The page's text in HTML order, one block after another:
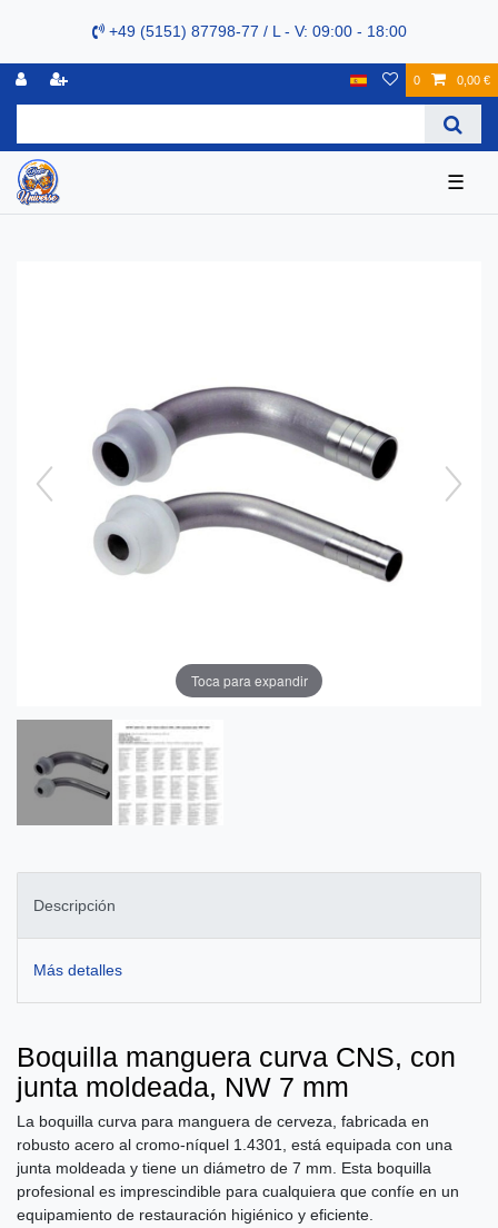
+49 (5151) 87798-77 / L - V: 09:00 - 18:00
0 0,00 €
☰
Toca para expandir
Descripción
Más detalles
Boquilla manguera curva CNS, con
junta moldeada, NW 7 mm
La boquilla curva para manguera de cerveza, fabricada en
robusto acero al cromo-níquel 1.4301, está equipada con una
junta moldeada y tiene un diámetro de 7 mm. Esta boquilla
profesional es imprescindible para cualquiera que confíe en un
equipamiento de restauración higiénico y eficiente.